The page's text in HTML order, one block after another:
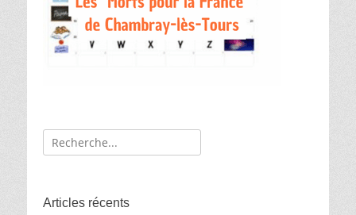
Recherche
de:
Articles récents